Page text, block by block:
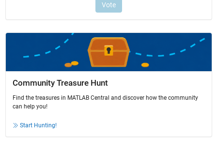
Community Treasure Hunt
Find the treasures in MATLAB Central and discover how the community
can help you!
Start Hunting!